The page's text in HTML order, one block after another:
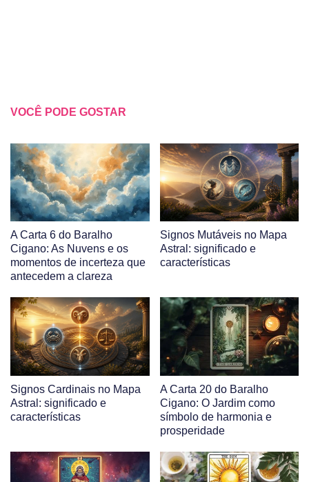
VOCÊ PODE GOSTAR
A Carta 6 do Baralho
Cigano: As Nuvens e os
momentos de incerteza que
antecedem a clareza
Signos Mutáveis no Mapa
Astral: significado e
características
Signos Cardinais no Mapa
Astral: significado e
características
A Carta 20 do Baralho
Cigano: O Jardim como
símbolo de harmonia e
prosperidade